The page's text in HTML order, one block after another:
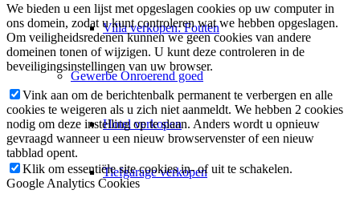
Villa verkopen: Fouten
Gewerbe Onroerend goed
Hotel verkopen
Tiefgarage verkopen
We bieden u een lijst met opgeslagen cookies op uw computer in
ons domein, zodat u kunt controleren wat we hebben opgeslagen.
Om veiligheidsredenen kunnen we geen cookies van andere
domeinen tonen of wijzigen. U kunt deze controleren in de
beveiligingsinstellingen van uw browser.
Vink aan om de berichtenbalk permanent te verbergen en alle
cookies te weigeren als u zich niet aanmeldt. We hebben 2 cookies
nodig om deze instelling op te slaan. Anders wordt u opnieuw
gevraagd wanneer u een nieuw browservenster of een nieuw
tabblad opent.
Klik om essentiële site cookies in- of uit te schakelen.
Google Analytics Cookies